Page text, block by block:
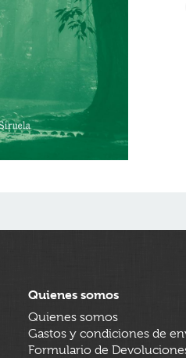
Quienes somos
Quienes somos
Gastos y condiciones de
Formulario de